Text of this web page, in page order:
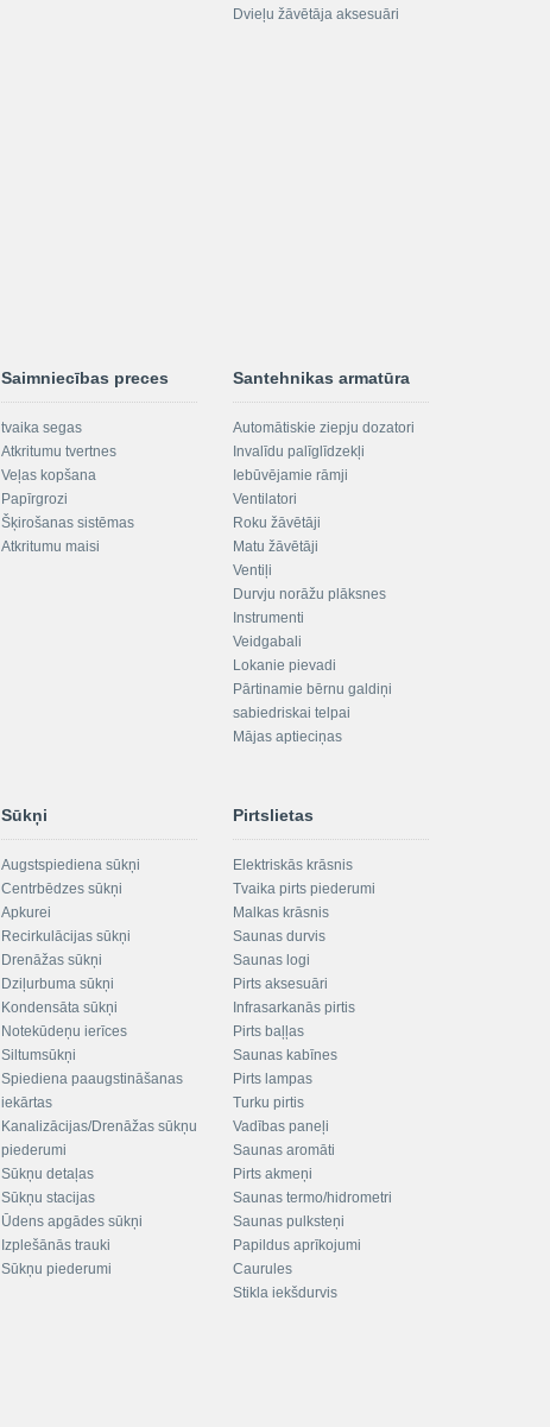
Dvieļu žāvētāja aksesuāri
Saimniecības preces
tvaika segas
Atkritumu tvertnes
Veļas kopšana
Papīrgrozi
Šķirošanas sistēmas
Atkritumu maisi
Santehnikas armatūra
Automātiskie ziepju dozatori
Invalīdu palīglīdzekļi
Iebūvējamie rāmji
Ventilatori
Roku žāvētāji
Matu žāvētāji
Ventiļi
Durvju norāžu plāksnes
Instrumenti
Veidgabali
Lokanie pievadi
Pārtinamie bērnu galdiņi
sabiedriskai telpai
Mājas aptieciņas
Sūkņi
Augstspiediena sūkņi
Centrbēdzes sūkņi
Apkurei
Recirkulācijas sūkņi
Drenāžas sūkņi
Dziļurbuma sūkņi
Kondensāta sūkņi
Notekūdeņu ierīces
Siltumsūkņi
Spiediena paaugstināšanas
iekārtas
Kanalizācijas/Drenāžas sūkņu
piederumi
Sūkņu detaļas
Sūkņu stacijas
Ūdens apgādes sūkņi
Izplešānās trauki
Sūkņu piederumi
Pirtslietas
Elektriskās krāsnis
Tvaika pirts piederumi
Malkas krāsnis
Saunas durvis
Saunas logi
Pirts aksesuāri
Infrasarkanās pirtis
Pirts baļļas
Saunas kabīnes
Pirts lampas
Turku pirtis
Vadības paneļi
Saunas aromāti
Pirts akmeņi
Saunas termo/hidrometri
Saunas pulksteņi
Papildus aprīkojumi
Caurules
Stikla iekšdurvis